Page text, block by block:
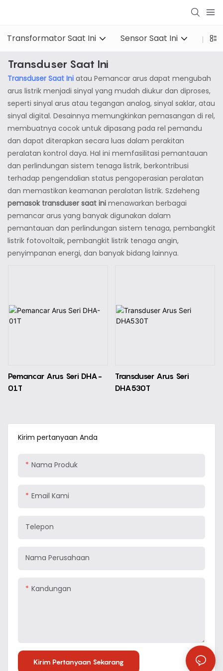
Transformator Saat Ini Sensor Saat Ini
Transduser Saat Ini
Transduser Saat Ini atau Pemancar arus dapat mengubah
arus listrik menjadi sinyal yang mudah diukur dan diproses,
seperti sinyal arus atau tegangan analog, sinyal saklar, atau
sinyal digital. Desainnya memungkinkan pemasangan di rel,
membuatnya cocok untuk dipasang pada rel pemandu
dan dapat diterapkan secara luas dalam perakitan
peralatan kontrol daya. Hal ini memfasilitasi pemantauan
dan perlindungan sistem tenaga listrik, berkontribusi
terhadap pengendalian status pengoperasian peralatan
dan memastikan keamanan peralatan listrik. Szdeheng
pemasok transduser saat ini menawarkan berbagai
pemancar arus yang banyak digunakan dalam
pemantauan dan perlindungan sistem tenaga, pembangkit
listrik fotovoltaik, pembangkit listrik tenaga angin,
penyimpanan energi, dan banyak bidang lainnya.
Kirim pertanyaan Anda
Nama Produk
Email Kami
Telepon
Nama Perusahaan
Kandungan
Kirim Pertanyaan Sekarang
Pemancar Arus Seri DHA-
01T
Transduser Arus Seri
DHA530T